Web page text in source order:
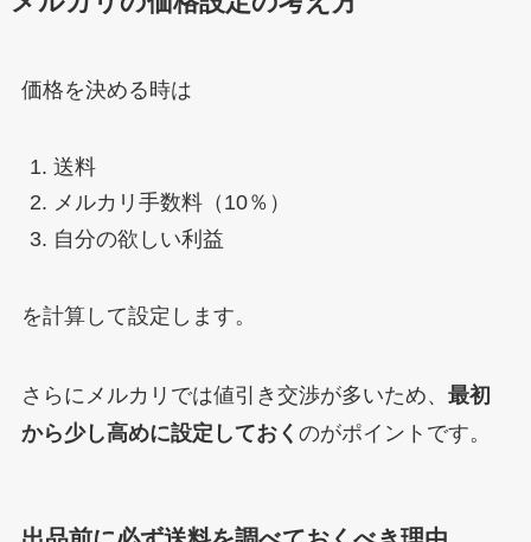
価格を決める時は
送料
メルカリ手数料（10％）
自分の欲しい利益
を計算して設定します。
さらにメルカリでは値引き交渉が多いため、 最初
から少し高めに設定しておく のがポイントです。